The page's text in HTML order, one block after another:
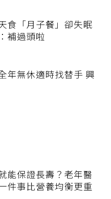
食「月子餐」卻失眠
補過頭啦
年無休適時找替手 興
能保證長壽？老年醫
件事比營養均衡更重